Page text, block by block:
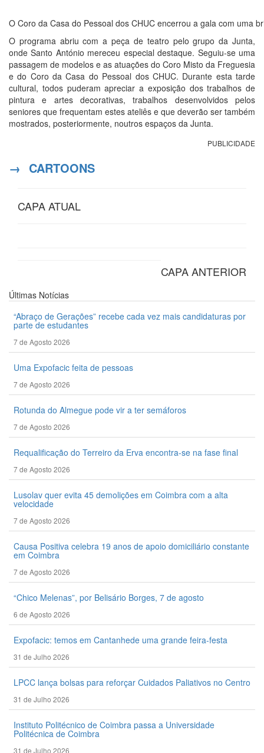
O Coro da Casa do Pessoal dos CHUC encerrou a gala com uma
O programa abriu com a peça de teatro pelo grupo da Junta,
onde Santo António mereceu especial destaque. Seguiu-se uma
passagem de modelos e as atuações do Coro Misto da Freguesia
e do Coro da Casa do Pessoal dos CHUC. Durante esta tarde
cultural, todos puderam apreciar a exposição dos trabalhos de
pintura e artes decorativas, trabalhos desenvolvidos pelos
seniores que frequentam estes ateliês e que deverão ser também
mostrados, posteriormente, noutros espaços da Junta.
PUBLICIDADE
→ CARTOONS
CAPA ATUAL
CAPA ANTERIOR
Últimas Notícias
“Abraço de Gerações” recebe cada vez mais candidaturas por
parte de estudantes
7 de Agosto 2026
Uma Expofacic feita de pessoas
7 de Agosto 2026
Rotunda do Almegue pode vir a ter semáforos
7 de Agosto 2026
Requalificação do Terreiro da Erva encontra-se na fase final
7 de Agosto 2026
Lusolav quer evita 45 demolições em Coimbra com a alta
velocidade
7 de Agosto 2026
Causa Positiva celebra 19 anos de apoio domiciliário constante
em Coimbra
7 de Agosto 2026
“Chico Melenas”, por Belisário Borges, 7 de agosto
6 de Agosto 2026
Expofacic: temos em Cantanhede uma grande feira-festa
31 de Julho 2026
LPCC lança bolsas para reforçar Cuidados Paliativos no Centro
31 de Julho 2026
Instituto Politécnico de Coimbra passa a Universidade
Politécnica de Coimbra
31 de Julho 2026